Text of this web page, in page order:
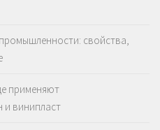
свойства,
применяют
и винипласт